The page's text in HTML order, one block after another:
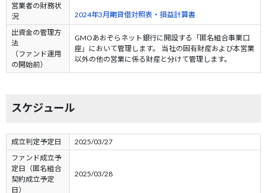
営業者の財務状
況
2024年3月期貸借対照表・損益計算書
出資金の管理方
法
（ファンド運用
の開始前）
GMOあおぞらネット銀行に開設する「匿名組合事業口
座」において管理します。 当社の固有財産および本営業
以外の他の営業に係る財産と分けて管理します。
スケジュール
成立判定予定日
2025/03/27
ファンド成立予
定日（匿名組合
契約成立予定
日）
2025/03/28